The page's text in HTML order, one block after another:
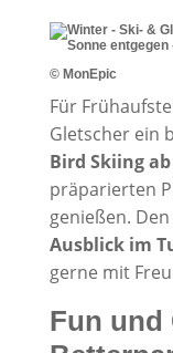
© MonEpic
Für
Gletscher ein
Bird Skiing
präparierten
genießen.
Ausblick im
gerne mit
Fun und